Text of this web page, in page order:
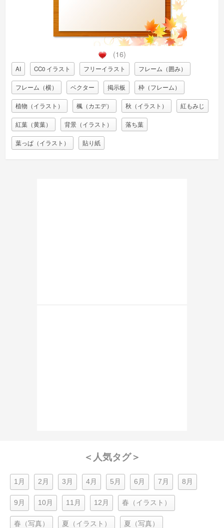
(16)
AI CC0 イラスト フリーイラスト フレーム（囲み）
フレーム（横） ベクター 掲示板 枠（フレーム）
植物（イラスト） 楓（カエデ） 秋（イラスト） 紅もみじ
紅葉（黄葉） 背景（イラスト） 落ち葉
葉っぱ（イラスト） 貼り紙
＜人気タグ＞
1月 2月 3月 4月 5月 6月 7月 8月
9月 10月 11月 12月 春（イラスト）
春（写真） 夏（イラスト） 夏（写真）